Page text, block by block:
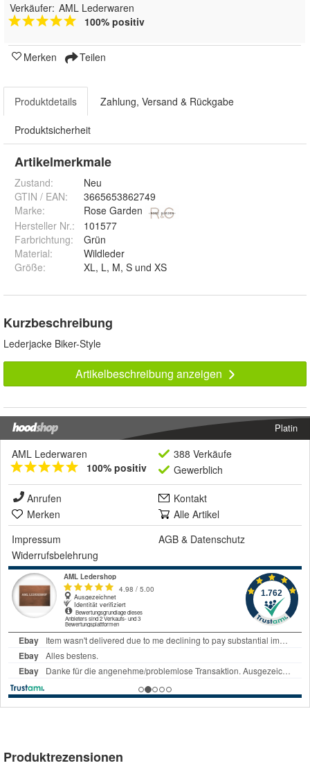
Verkäufer: AML Lederwaren
100% positiv
Merken Teilen
Produktdetails Zahlung, Versand & Rückgabe
Produktsicherheit
Artikelmerkmale
Zustand:
Neu
GTIN / EAN:
3665653862749
Marke:
Rose Garden
Hersteller Nr.:
101577
Farbrichtung:
Grün
Material:
Wildleder
Größe: XL, L, M, S und XS
Kurzbeschreibung
Lederjacke Biker-Style
Artikelbeschreibung anzeigen
Platin
AML Lederwaren
100% positiv
388 Verkäufe
Gewerblich
Anrufen
Kontakt
Merken
Alle Artikel
Impressum
AGB & Datenschutz
Widerrufsbelehrung
Produktrezensionen